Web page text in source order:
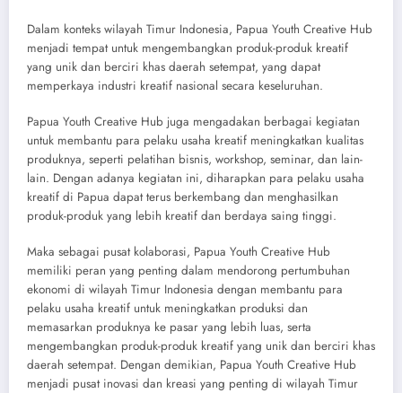
Dalam konteks wilayah Timur Indonesia, Papua Youth Creative Hub
menjadi tempat untuk mengembangkan produk-produk kreatif
yang unik dan berciri khas daerah setempat, yang dapat
memperkaya industri kreatif nasional secara keseluruhan.
Papua Youth Creative Hub juga mengadakan berbagai kegiatan
untuk membantu para pelaku usaha kreatif meningkatkan kualitas
produknya, seperti pelatihan bisnis, workshop, seminar, dan lain-
lain. Dengan adanya kegiatan ini, diharapkan para pelaku usaha
kreatif di Papua dapat terus berkembang dan menghasilkan
produk-produk yang lebih kreatif dan berdaya saing tinggi.
Maka sebagai pusat kolaborasi, Papua Youth Creative Hub
memiliki peran yang penting dalam mendorong pertumbuhan
ekonomi di wilayah Timur Indonesia dengan membantu para
pelaku usaha kreatif untuk meningkatkan produksi dan
memasarkan produknya ke pasar yang lebih luas, serta
mengembangkan produk-produk kreatif yang unik dan berciri khas
daerah setempat. Dengan demikian, Papua Youth Creative Hub
menjadi pusat inovasi dan kreasi yang penting di wilayah Timur